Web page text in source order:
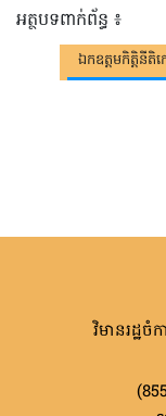
អត្ថបទពាក់ព័ន្ធ ៖
ឯកឧត្តមកិត្តិ
វិមានរដ្ឋចំ